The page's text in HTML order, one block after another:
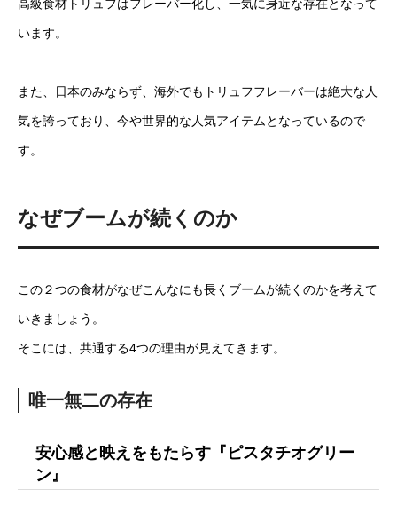
高級食材トリュフはフレーバー化し、一気に身近な存在となって
います。
また、日本のみならず、海外でもトリュフフレーバーは絶大な人
気を誇っており、今や世界的な人気アイテムとなっているので
す。
なぜブームが続くのか
この２つの食材がなぜこんなにも長くブームが続くのかを考えて
いきましょう。
そこには、共通する4つの理由が見えてきます。
唯一無二の存在
安心感と映えをもたらす『ピスタチオグリー
ン』